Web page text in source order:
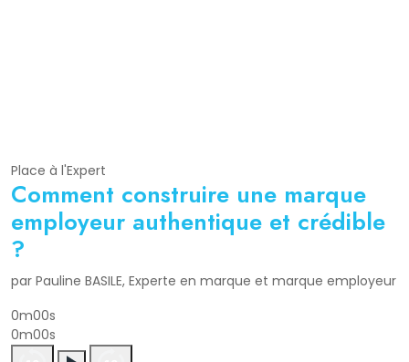
Place à l'Expert
Comment construire une marque
employeur authentique et crédible
?
par Pauline BASILE, Experte en marque et marque employeur
0m00s
0m00s